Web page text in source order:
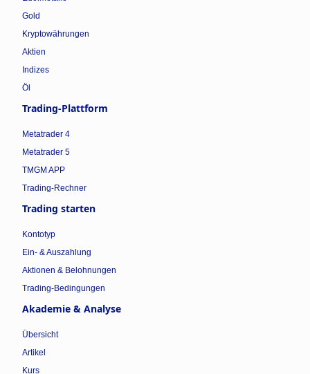
Gold
Kryptowährungen
Aktien
Indizes
Öl
Trading-Plattform
Metatrader 4
Metatrader 5
TMGM APP
Trading-Rechner
Trading starten
Kontotyp
Ein- & Auszahlung
Aktionen & Belohnungen
Trading-Bedingungen
Akademie & Analyse
Übersicht
Artikel
Kurs